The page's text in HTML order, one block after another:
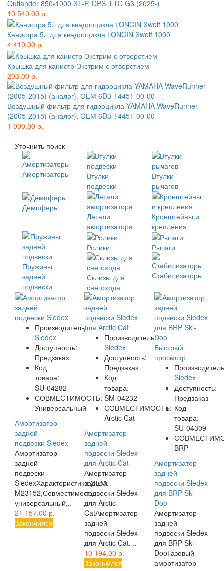
Outlander 850-1000 XT-P, DPS, LTD G3 (2025-)
10 540.00 р.
Канистра 5л для квадроцикла LONCIN Xwolf 1000
4 410.00 р.
Крышка для канистр Экстрим с отверстием
203.00 р.
Воздушный фильтр для гидроцикла YAMAHA WaveRunner
(2005-2015) (аналог), ОЕМ 6D3-14451-00-00
1 000.00 р.
Уточнить поиск
Амортизаторы
Втулки
подвески
Втулки
рычагов
Демпферы
Детали
амортизатора
Кронштейны и
крепления
Пружины
задней
подвески
Ролики Рычаги
Склизы для
снегохода
Стабилизаторы
Производитель:
Sledex
Доступность:
Предзаказ
Код
товара:
SU-04282
СОВМЕСТИМОСТЬ:
Универсальный
Амортизатор
задней
подвески Sledex
Амортизатор
задней
подвески
SledexХарактеристики:ОЕМ:
M23152;Совместимость:-
универсальный;..
21 157.00 р.
Закончился
Производитель:
Sledex
Доступность:
Предзаказ
Код
товара:
SM-04232
СОВМЕСТИМОСТЬ:
Arctic Cat
Амортизатор
задней
подвески Sledex
для Arctic Cat
Амортизатор
задней
подвески Sledex
для Arctic
CatАмортизатор
задней
подвески Sledex
для Arctic Cat. ..
10 194.00 р.
Закончился
Быстрый
просмотр
Sledex
Доступность:
Предзаказ
Код
товара:
SU-04309
BRP
Амортизатор
задней
подвески Sledex
для BRP Ski-
Doo
Амортизатор
задней
подвески Sledex
для BRP Ski-
DooГазовый
амортизатор